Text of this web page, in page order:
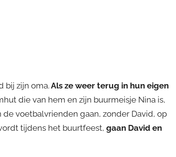
bij zijn oma.Als ze weer terug in hun eigen
die van hem en zijn buurmeisje Nina is,
voetbalvrienden gaan, zonder David, op
tijdens het buurtfeest, gaan David en